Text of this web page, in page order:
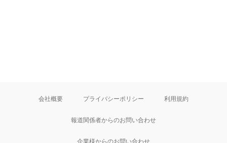
会社概要 プライバシーポリシー 利用規約
報道関係者からのお問い合わせ
企業様からのお問い合わせ